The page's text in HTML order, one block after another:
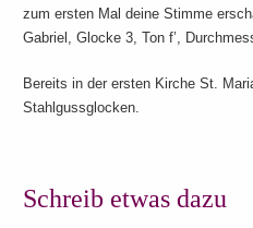
zum ersten Mal deine Stimme
Gabriel, Glocke 3, Ton f’,
Bereits in der ersten Kirche St.
Stahlgussglocken.
Schreib etwas dazu